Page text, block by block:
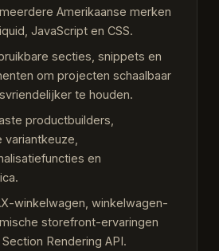
Amerikaanse merken
JavaScript en CSS.
secties, snippets en
om projecten schaalbaar
te houden.
productbuilders,
en
winkelwagen, winkelwagen-
storefront-ervaringen
Rendering API.